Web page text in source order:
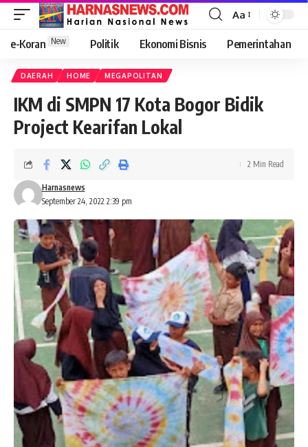
Aa
e-Koran New Politik Ekonomi Bisnis Pemerintahan
DAERAH HOME MEGAPOLITAN
IKM di SMPN 17 Kota Bogor Bidik
Project Kearifan Lokal
September 24, 2022 2:39 pm
Harnasnews
2 Min Read